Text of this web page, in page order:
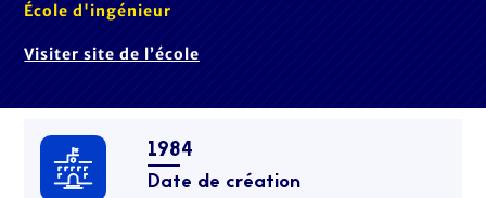
École d'ingénieur
Visiter site de l’école
1984
Date de création